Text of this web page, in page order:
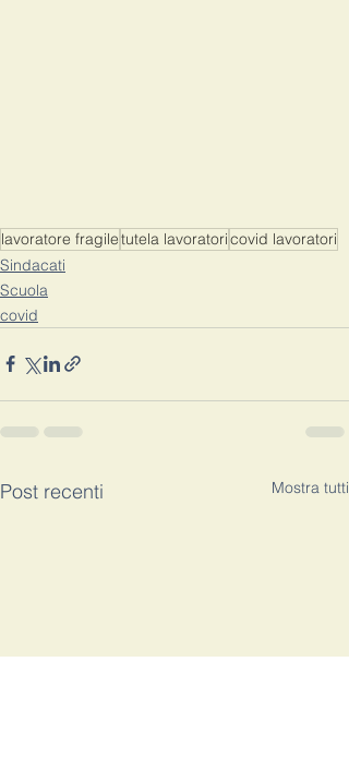
lavoratore fragiletutela lavoratoricovid lavoratori
Sindacati
Scuola
covid
Post recenti Mostra tutti